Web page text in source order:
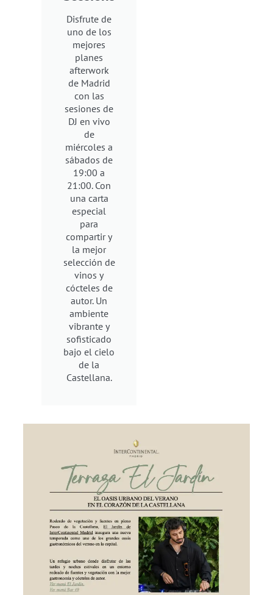
Disfrute de
uno de los
mejores
planes
afterwork
de Madrid
con las
sesiones de
DJ en vivo
de
miércoles a
sábados de
19:00 a
21:00. Con
una carta
especial
para
compartir y
la mejor
selección de
vinos y
cócteles de
autor. Un
ambiente
vibrante y
sofisticado
bajo el cielo
de la
Castellana.